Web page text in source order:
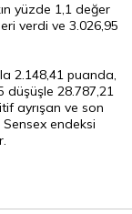
yüzde 1,1 değer
verdi ve 3.026,95
2.148,41 puanda,
28.787,21
ayrışan ve son
endeksi